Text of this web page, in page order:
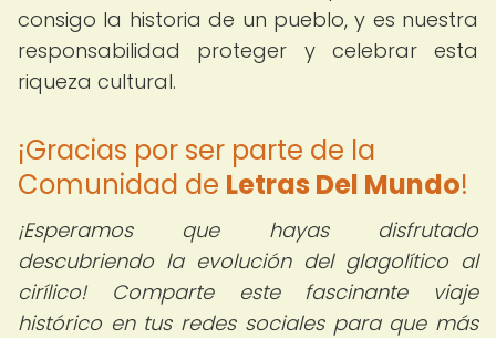
consigo la historia de un pueblo, y es nuestra
responsabilidad proteger y celebrar esta
riqueza cultural.
¡Gracias por ser parte de la
Comunidad de Letras Del Mundo!
¡Esperamos que hayas disfrutado
descubriendo la evolución del glagolítico al
cirílico! Comparte este fascinante viaje
histórico en tus redes sociales para que más